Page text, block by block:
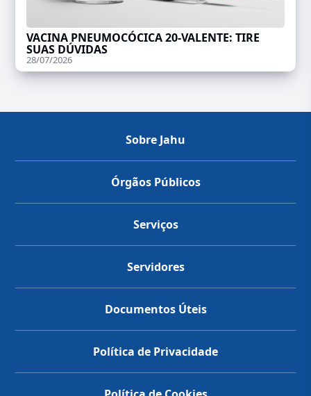
VACINA PNEUMOCÓCICA 20-VALENTE: TIRE
SUAS DÚVIDAS
28/07/2026
Sobre Jahu
Órgãos Públicos
Serviços
Servidores
Documentos Úteis
Política de Privacidade